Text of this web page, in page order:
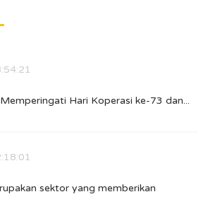
Hari Koperasi ke-73 dan...
sektor yang memberikan